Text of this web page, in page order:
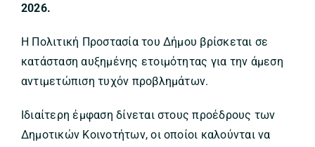
2026.
Η Πολιτική Προστασία του Δήμου βρίσκεται σε
κατάσταση αυξημένης ετοιμότητας για την άμεση
αντιμετώπιση τυχόν προβλημάτων.
Ιδιαίτερη έμφαση δίνεται στους προέδρους των
Δημοτικών Κοινοτήτων, οι οποίοι καλούνται να